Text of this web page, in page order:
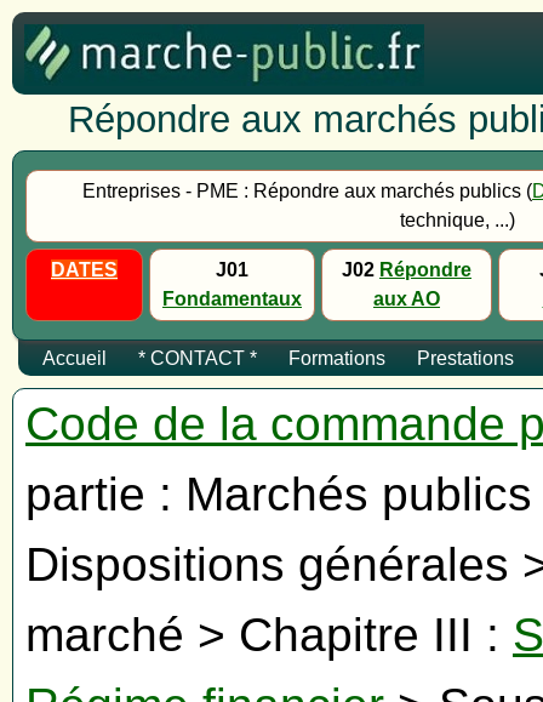
Répondre aux marchés
Entreprises - PME : Répondre aux marchés publics (
technique, ...)
DATES
J01
Fondamentaux
J02 Répondre
aux AO
Accueil * CONTACT * Formations Prestations
Code de la commande
partie : Marchés
Dispositions générales
marché > Chapitre III :